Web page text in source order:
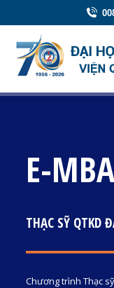
E-MBA
THẠC SỸ QTKD
Chương trình Thạc